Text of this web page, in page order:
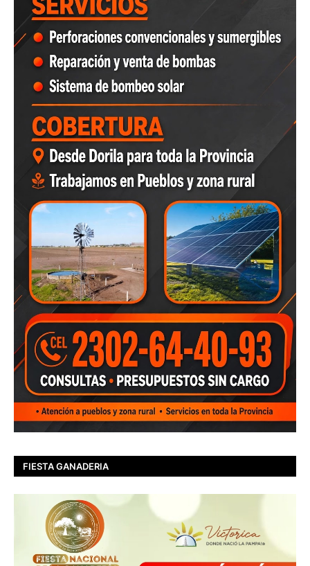
FIESTA GANADERIA